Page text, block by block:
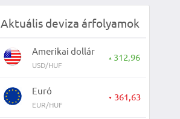
Aktuális deviza árfolyamok
Amerikai dollár
USD/HUF
▲ 312,96
Euró
EUR/HUF
▼ 361,63